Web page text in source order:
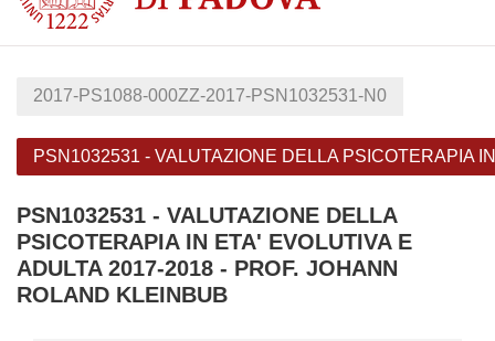
2017-PS1088-000ZZ-2017-PSN1032531-N0
PSN1032531 - VALUTAZIONE DELLA PSICOTERAPIA
PSN1032531 - VALUTAZIONE DELLA
PSICOTERAPIA IN ETA' EVOLUTIVA E
ADULTA 2017-2018 - PROF. JOHANN
ROLAND KLEINBUB